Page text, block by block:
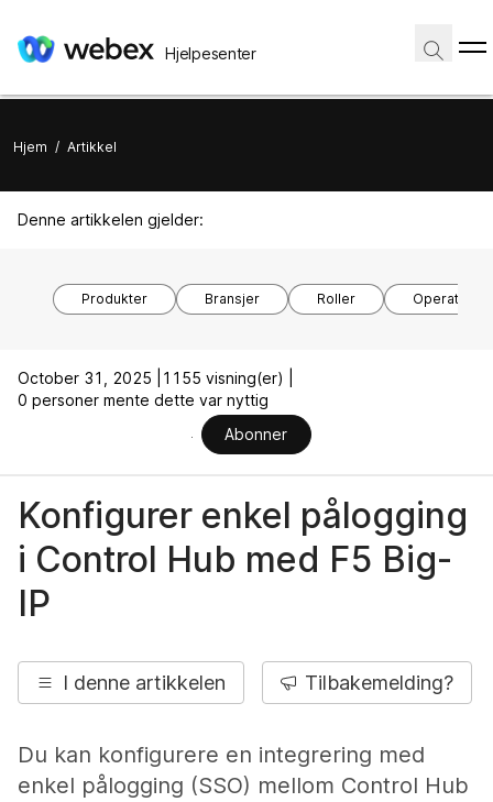
Hjelpesenter
Hjem / Artikkel
Denne artikkelen gjelder:
Produkter Bransjer Roller
October 31, 2025 |
1155 visning(er) |
0 personer mente dette var nyttig
Abonner
Konfigurer enkel pålogging
i Control Hub med F5 Big-
IP
I denne artikkelen Tilbakemelding?
Du kan konfigurere en integrering med
enkel pålogging (SSO) mellom Control Hub